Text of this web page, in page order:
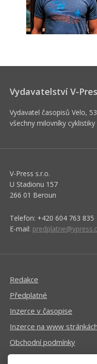
Vydavatelství V-
Vydavatel časopisů Velo,
všechny milovníky
V-Press s.r.o.
U Stadionu 157
266 01 Beroun
Telefon: +420 604 763 835
E-mail:
Redakce
Předplatné
Inzerce v časopise
Inzerce na www stránkách
Obchodní podmínky
Ochrana osobních údajů